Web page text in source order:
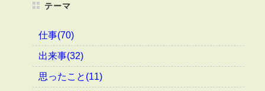
テーマ
仕事(70)
出来事(32)
思ったこと(11)